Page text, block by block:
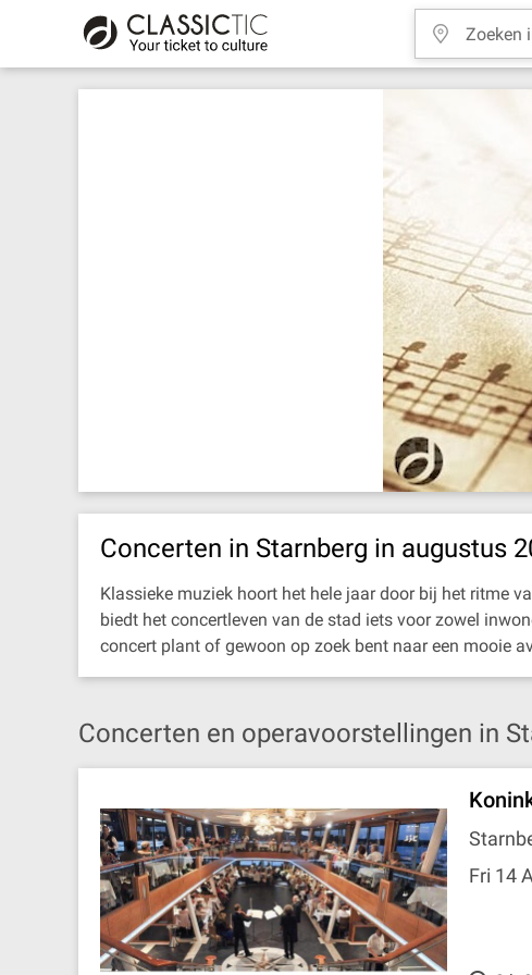
Concerten in Starnberg in augustus
Klassieke muziek hoort het hele jaar door bij het ritme
biedt het concertleven van de stad iets voor zowel
concert plant of gewoon op zoek bent naar een mooie
Concerten en operavoorstellingen in
Fri 14